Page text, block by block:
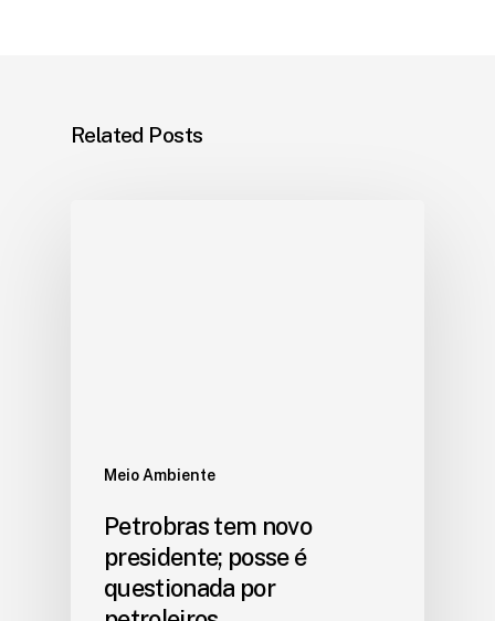
Related Posts
Meio Ambiente
Petrobras tem novo
presidente; posse é
questionada por